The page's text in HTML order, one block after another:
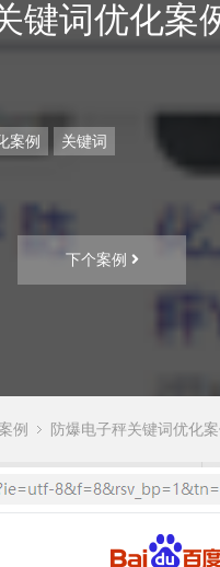
键词优化案
案例 关键词
下个案例
例 防爆电子秤关键词优化案